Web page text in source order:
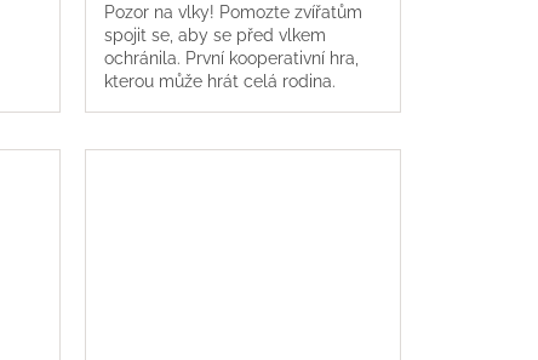
Pozor na vlky! Pomozte zvířatům
spojit se, aby se před vlkem
ochránila. První kooperativní hra,
kterou může hrát celá rodina.